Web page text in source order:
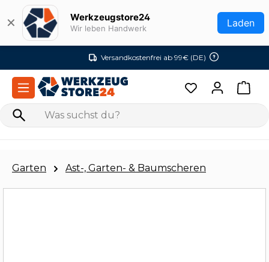
Zum Hauptinhalt springen
✕ Werkzeugstore24
Wir leben Handwerk Laden
Versandkostenfrei ab 99€ (DE)
Garten Ast-, Garten- & Baumscheren